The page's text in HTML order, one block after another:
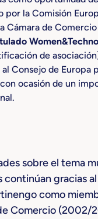
por la Comisión
Cámara de
de
Consejo de Europa
ocasión de un
sobre el tema
continúan gracias
como
Comercio (2002/